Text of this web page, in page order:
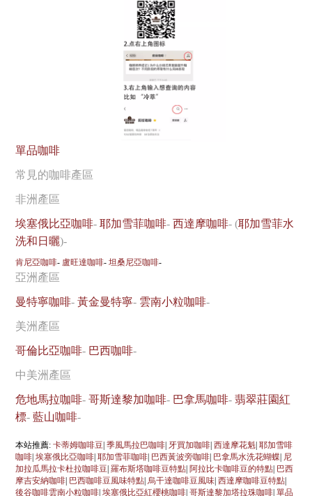
單品咖啡
常見的咖啡產區
非洲產區
埃塞俄比亞咖啡-耶加雪菲咖啡-西達摩咖啡- (耶加雪菲水
洗和日曬)-
肯尼亞咖啡- 盧旺達咖啡-坦桑尼亞咖啡-
亞洲產區
曼特寧咖啡-黃金曼特寧- 雲南小粒咖啡-
美洲產區
哥倫比亞咖啡- 巴西咖啡-
中美洲產區
危地馬拉咖啡-哥斯達黎加咖啡- 巴拿馬咖啡-翡翠莊園紅
標-藍山咖啡-
本站推薦:卡蒂姆咖啡豆|季風馬拉巴咖啡| 牙買加咖啡|西達摩花魁|耶加雪啡
咖啡|埃塞俄比亞咖啡|耶加雪菲咖啡| 巴西黃波旁咖啡| 巴拿馬水洗花蝴蝶| 尼
加拉瓜馬拉卡杜拉咖啡豆|羅布斯塔咖啡豆特點|阿拉比卡咖啡豆的特點| 巴西
摩吉安納咖啡| 巴西咖啡豆風味特點| 烏干達咖啡豆風味|西達摩咖啡豆特點|
後谷咖啡雲南小粒咖啡|埃塞俄比亞紅櫻桃咖啡|哥斯達黎加塔拉珠咖啡|單品